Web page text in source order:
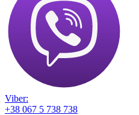
Viber:
+38 067 5 738 738